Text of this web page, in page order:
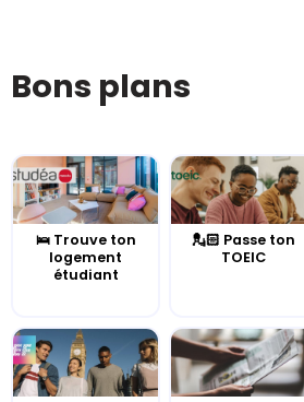
Bons plans
🛌 Trouve ton
logement
étudiant
💂🏻 Passe ton
TOEIC